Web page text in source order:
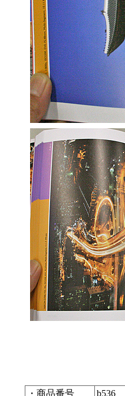
・商品番号
b536